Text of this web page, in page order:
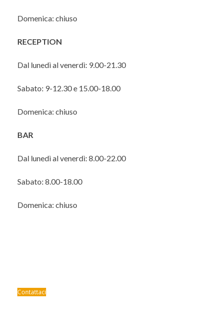
Domenica: chiuso
RECEPTION
Dal lunedì al venerdì: 9.00-21.30
Sabato: 9-12.30 e 15.00-18.00
Domenica: chiuso
BAR
Dal lunedì al venerdì: 8.00-22.00
Sabato: 8.00-18.00
Domenica: chiuso
Contattaci